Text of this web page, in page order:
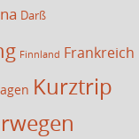
Darß
Finnland Frankreich
Kurztrip